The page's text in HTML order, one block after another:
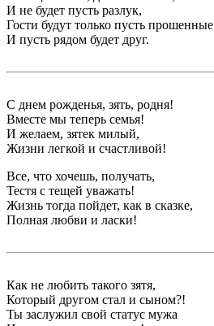
И не будет пусть разлук,
Гости будут только пусть прошенные
И пусть рядом будет друг.
С днем рожденья, зять, родня!
Вместе мы теперь семья!
И желаем, зятек милый,
Жизни легкой и счастливой!
Все, что хочешь, получать,
Тестя с тещей уважать!
Жизнь тогда пойдет, как в сказке,
Полная любви и ласки!
Как не любить такого зятя,
Который другом стал и сыном?!
Ты заслужил свой статус мужа